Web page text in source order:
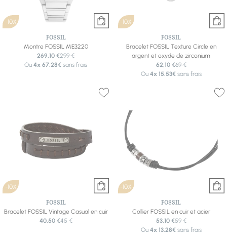
-10%
FOSSIL
Montre FOSSIL ME3220
269,10 €299 €
Ou4x 67.28€ sans frais
-10%
FOSSIL
Bracelet FOSSIL Texture Circle en
argent et oxyde de zirconium
62,10 €69 €
Ou 4x 15.53€sans frais
-10%
FOSSIL
Bracelet FOSSIL Vintage Casual en cuir
40,50 €45 €
-10%
FOSSIL
Collier FOSSIL en cuir et acier
53,10 €59 €
Ou 4x 13.28€sans frais